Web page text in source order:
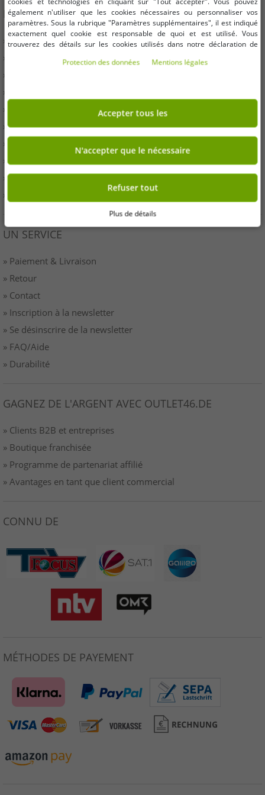
INFORMATION
» Entreprises
» Vos avantages
» Produits originaux et récompenses Outlet46
» Presse
» Droit de rétractation
» Conditions
» Imprimer
» Élimination de la batterie
» protection des données
» Paramètres des cookies
UN SERVICE
» Paiement & Livraison
» Retour
» Contact
» Inscription à la newsletter
» Se désinscrire de la newsletter
» FAQ/Aide
» Durabilité
GAGNEZ DE L'ARGENT AVEC OUTLET46.DE
» Clients B2B et entreprises
» Boutique franchisée
» Programme de partenariat affilié
» Avantages en tant que client commercial
CONNU DE
MÉTHODES DE PAYEMENT
également n'utiliser que les cookies nécessaires ou personnaliser vos
paramètres. Sous la rubrique "Paramètres supplémentaires", il est indiqué
exactement quel cookie est responsable de quoi et est utilisé. Vous
trouverez des détails sur les cookies utilisés dans notre déclaration de
consentement à tout moment. Les coordonnées se trouvent dans les
Protection des données Mentions légales
Accepter tous les
N'accepter que le nécessaire
Refuser tout
Plus de détails